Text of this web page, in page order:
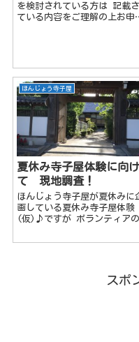
を検討されている方は 記載
ている内容をご理解の上お申
ほんじょう寺子屋
夏休み寺子屋体験に向け
て 現地調査！
ほんじょう寺子屋が夏休みに
画している夏休み寺子屋体験
(仮)♪ですが ボランティア
たので、本庄市内にある宥勝
ってみたいこと・その１でも書
スポ